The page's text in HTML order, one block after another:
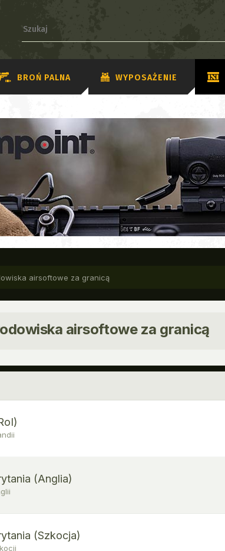
BROŃ PALNA WYPOSAŻENIE